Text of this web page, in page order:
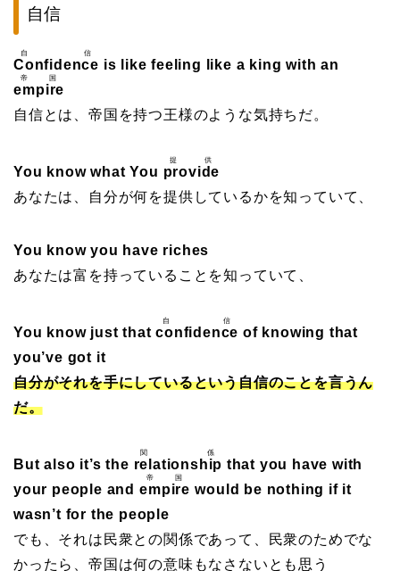
自信
Confidence
自信
is like feeling like a king with an
empire
帝国
自信とは、帝国を持つ王様のような気持ちだ。
You know what You provide
提供
あなたは、自分が何を提供しているかを知っていて、
You know you have riches
あなたは富を持っていることを知っていて、
You know just thatconfidence
自信
of knowing that
you’ve got it
自分がそれを手にしているという自信のことを言うん
だ。
But also it’s the relationship
関係
that you have with
your people and empire
帝国
would be nothing if it
wasn’t for the people
でも、それは民衆との関係であって、民衆のためでな
かったら、帝国は何の意味もなさないとも思う